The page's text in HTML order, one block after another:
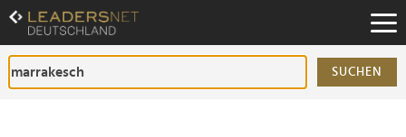
Zum
Inhalt
Zur
Fußzeilen-
Navigation
SUCHEN